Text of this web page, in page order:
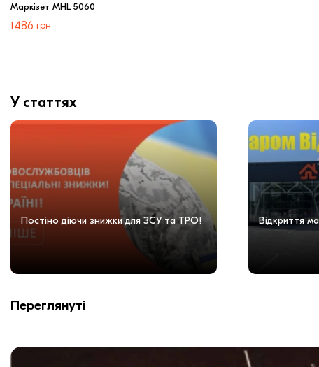
Маркізет MHL 5060
1486 грн
У статтях
Постіно діючи знижки для ЗСУ та ТРО! Відкриття
Переглянуті